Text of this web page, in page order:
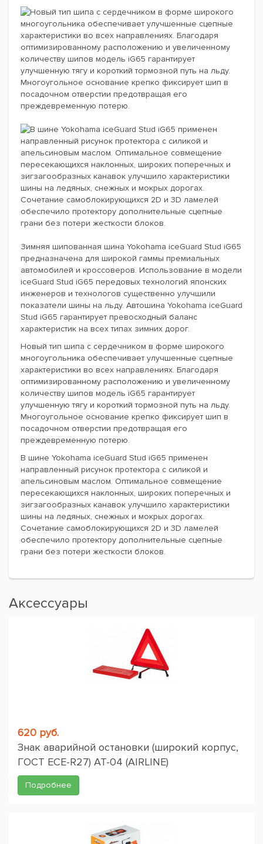
Новый тип шипа с сердечником в форме широкого
многоугольника обеспечивает улучшенные сцепные
характеристики во всех направлениях. Благодаря
оптимизированному расположению и увеличенному
количеству шипов модель iG65 гарантирует
улучшенную тягу и короткий тормозной путь на льду.
Многоугольное основание крепко фиксирует шип в
посадочном отверстии предотвращая его
преждевременную потерю.
В шине Yokohama iceGuard Stud iG65 применен
направленный рисунок протектора с силикой и
апельсиновым маслом. Оптимальное совмещение
пересекающихся наклонных, широких поперечных и
зигзагообразных канавок улучшило характеристики
шины на ледяных, снежных и мокрых дорогах.
Сочетание самоблокирующихся 2D и 3D ламелей
обеспечило протектору дополнительные сцепные
грани без потери жесткости блоков.
Зимняя шипованная шина Yokohama iceGuard Stud iG65
предназначена для широкой гаммы премиальных
автомобилей и кроссоверов. Использование в модели
iceGuard Stud iG65 передовых технологий японских
инженеров и технологов существенно улучшили
показатели шины на льду. Автошина Yokohama iceGuard
Stud iG65 гарантирует превосходный баланс
характеристик на всех типах зимних дорог.
Новый тип шипа с сердечником в форме широкого
многоугольника обеспечивает улучшенные сцепные
характеристики во всех направлениях. Благодаря
оптимизированному расположению и увеличенному
количеству шипов модель iG65 гарантирует
улучшенную тягу и короткий тормозной путь на льду.
Многоугольное основание крепко фиксирует шип в
посадочном отверстии предотвращая его
преждевременную потерю.
В шине Yokohama iceGuard Stud iG65 применен
направленный рисунок протектора с силикой и
апельсиновым маслом. Оптимальное совмещение
пересекающихся наклонных, широких поперечных и
зигзагообразных канавок улучшило характеристики
шины на ледяных, снежных и мокрых дорогах.
Сочетание самоблокирующихся 2D и 3D ламелей
обеспечило протектору дополнительные сцепные
грани без потери жесткости блоков.
Аксессуары
620 руб.
Знак аварийной остановки (широкий корпус,
ГОСТ ЕСЕ-R27) AT-04 (AIRLINE)
Подробнее